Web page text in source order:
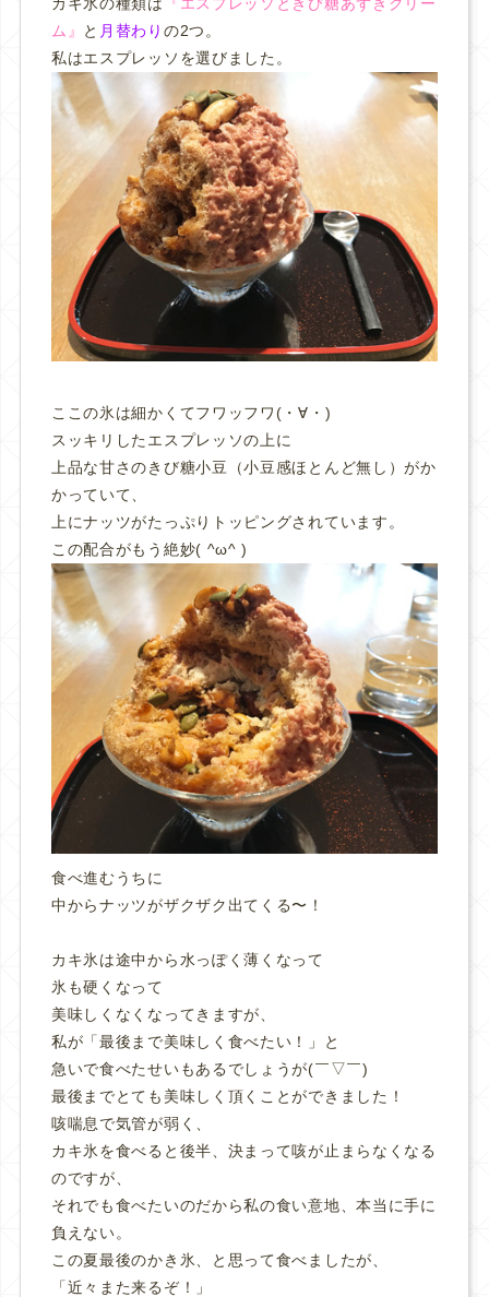
ム』
と 月替わり の2つ。
私はエスプレッソを選びました。
ここの氷は細かくてフワッフワ(・∀・)
スッキリしたエスプレッソの上に
上品な甘さのきび糖小豆（小豆感ほとんど無し）がか
かっていて、
上にナッツがたっぷりトッピングされています。
この配合がもう絶妙( ^ω^ )
食べ進むうちに
中からナッツがザクザク出てくる〜！
カキ氷は途中から水っぽく薄くなって
氷も硬くなって
美味しくなくなってきますが、
私が「最後まで美味しく食べたい！」と
急いで食べたせいもあるでしょうが(￣▽￣)
最後までとても美味しく頂くことができました！
咳喘息で気管が弱く、
カキ氷を食べると後半、決まって咳が止まらなくなる
のですが、
それでも食べたいのだから私の食い意地、本当に手に
負えない。
この夏最後のかき氷、と思って食べましたが、
「近々また来るぞ！」